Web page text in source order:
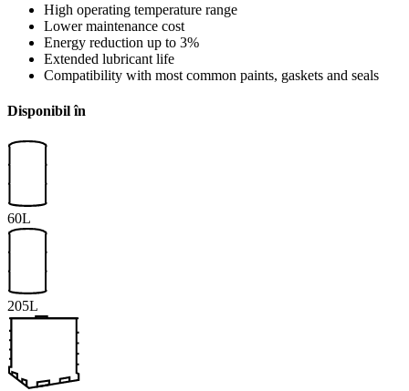
High operating temperature range
Lower maintenance cost
Energy reduction up to 3%
Extended lubricant life
Compatibility with most common paints, gaskets and seals
Disponibil în
60L
205L